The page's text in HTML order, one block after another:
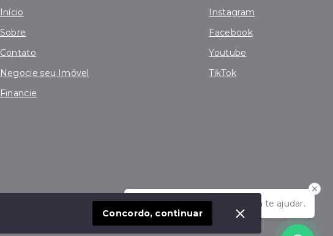
Olá! Estamos disponíveis para te ajudar.
Início
Sobre
Contato
Negocie seu Imóvel
Financie
Instagram
Facebook
Youtube
TikTok
Concordo, continuar